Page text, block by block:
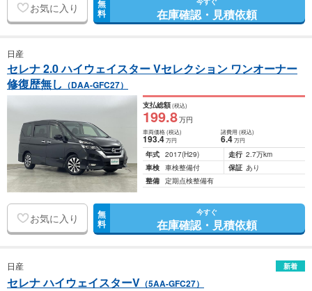
お気に入り 無
料 在庫確認・見積依頼
日産
セレナ 2.0 ハイウェイスター Vセレクション ワンオーナー
修復歴無し （DAA-GFC27）
支払総額(税込)
199.8万円
車両価格(税込)
193.4万円
諸費用 (税込)
6.4 万円
年式 2017(H29) 走行 2.7万km
車検 車検整備付 保証 あり
整備 定期点検整備有
お気に入り 無
料
今すぐ
在庫確認・見積依頼
日産 新着
セレナ ハイウェイスターV （5AA-GFC27）